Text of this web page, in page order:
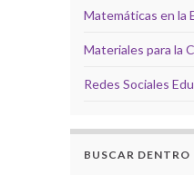
Matemáticas en la
Materiales para la
Redes Sociales
BUSCAR DENTRO